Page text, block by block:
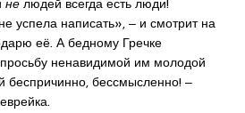
успела написать», ‒ и смотрит на
её. А бедному Гречке
ненавидимой им молодой
беспричинно, бессмысленно! ‒